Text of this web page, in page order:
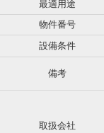
最適用途
物件番号
設備条件
備考
取扱会社